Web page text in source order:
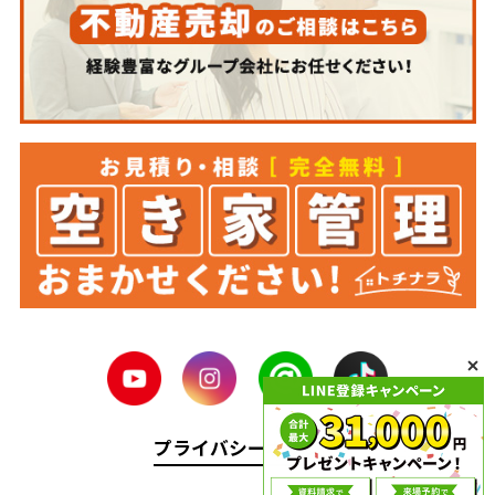
プライバシーポリシー